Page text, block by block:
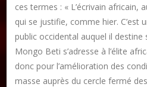
ces termes : « L’écrivain africain,
qui se justifie, comme hier. C’est
public occidental auquel il destine
Mongo Beti s’adresse à l’élite
donc pour l’amélioration des
masse auprès du cercle fermé